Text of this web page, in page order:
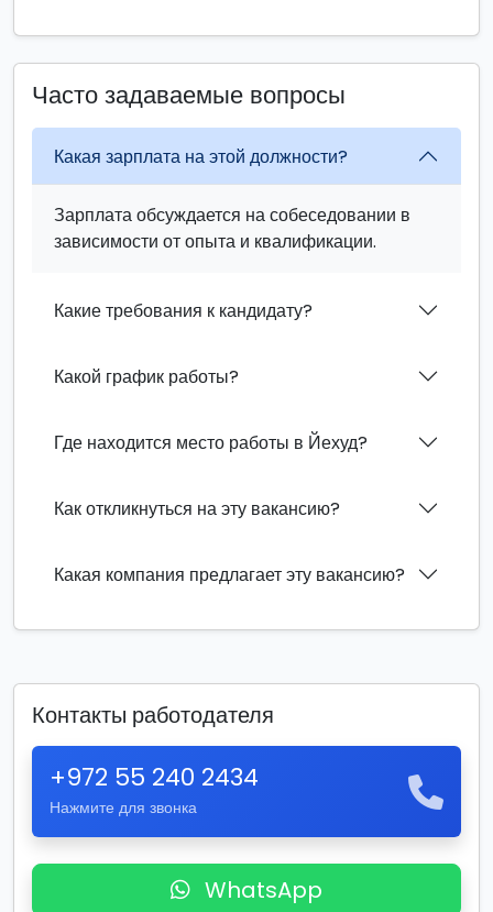
Часто задаваемые вопросы
Какая зарплата на этой должности?
Зарплата обсуждается на собеседовании в
зависимости от опыта и квалификации.
Какие требования к кандидату?
Какой график работы?
Где находится место работы в Йехуд?
Как откликнуться на эту вакансию?
Какая компания предлагает эту вакансию?
Контакты работодателя
+972 55 240 2434
Нажмите для звонка
WhatsApp